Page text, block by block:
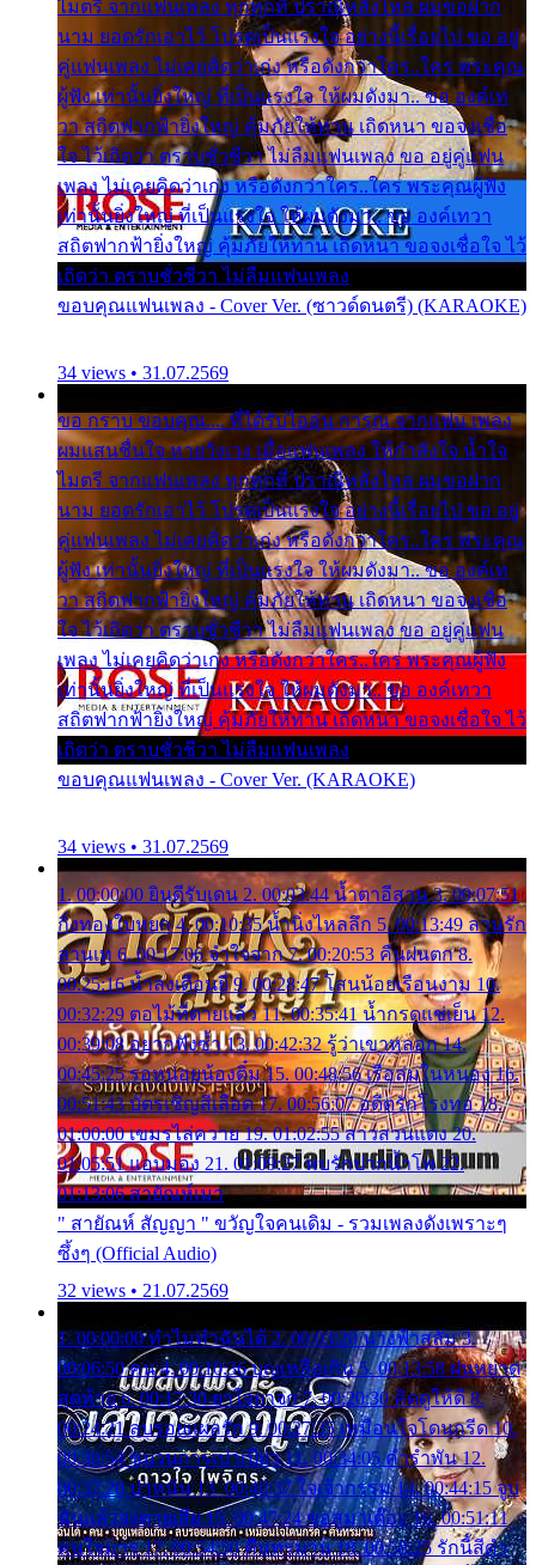
ไมตรี จากแฟนเพลง ทุกทุกที่ ปราณีหลั่งไหล ผมขอฝาก
นาม ยอดรักเอาไว้ โปรดเป็นแรงใจ อย่างนี้เรื่อยไป ขอ อยู่
คู่แฟนเพลง ไม่เคยคิดว่าเก่ง หรือดังกว่าใคร..ใคร พระคุณ
ผู้ฟัง เท่านั้นยิ่งใหญ่ ที่เป็นแรงใจ ให้ผมดังมา.. ขอ องค์เท
วา สถิตฟากฟ้ายิ่งใหญ่ คุ้มภัยให้ท่าน เถิดหนา ขอจงเชื่อ
ใจ ไว้เถิดว่า ตราบชั่วชีวา ไม่ลืมแฟนเพลง ขอ อยู่คู่แฟน
เพลง ไม่เคยคิดว่าเก่ง หรือดังกว่าใคร..ใคร พระคุณผู้ฟัง
เท่านั้นยิ่งใหญ่ ที่เป็นแรงใจ ให้ผมดังมา.. ขอ องค์เทวา
สถิตฟากฟ้ายิ่งใหญ่ คุ้มภัยให้ท่าน เถิดหนา ขอจงเชื่อใจ ไว้
เถิดว่า ตราบชั่วชีวา ไม่ลืมแฟนเพลง
ขอบคุณแฟนเพลง - Cover Ver. (ซาวด์ดนตรี) (KARAOKE)
34 views • 31.07.2569
ขอ กราบ ขอบคุณ.... ที่ได้รับไออุ่น การุณ จากแฟน เพลง
ผมแสนชื่นใจ หายวังเวง เมื่อแฟนเพลง ให้กำลังใจ น้ำใจ
ไมตรี จากแฟนเพลง ทุกทุกที่ ปราณีหลั่งไหล ผมขอฝาก
นาม ยอดรักเอาไว้ โปรดเป็นแรงใจ อย่างนี้เรื่อยไป ขอ อยู่
คู่แฟนเพลง ไม่เคยคิดว่าเก่ง หรือดังกว่าใคร..ใคร พระคุณ
ผู้ฟัง เท่านั้นยิ่งใหญ่ ที่เป็นแรงใจ ให้ผมดังมา.. ขอ องค์เท
วา สถิตฟากฟ้ายิ่งใหญ่ คุ้มภัยให้ท่าน เถิดหนา ขอจงเชื่อ
ใจ ไว้เถิดว่า ตราบชั่วชีวา ไม่ลืมแฟนเพลง ขอ อยู่คู่แฟน
เพลง ไม่เคยคิดว่าเก่ง หรือดังกว่าใคร..ใคร พระคุณผู้ฟัง
เท่านั้นยิ่งใหญ่ ที่เป็นแรงใจ ให้ผมดังมา.. ขอ องค์เทวา
สถิตฟากฟ้ายิ่งใหญ่ คุ้มภัยให้ท่าน เถิดหนา ขอจงเชื่อใจ ไว้
เถิดว่า ตราบชั่วชีวา ไม่ลืมแฟนเพลง
ขอบคุณแฟนเพลง - Cover Ver. (KARAOKE)
34 views • 31.07.2569
1. 00:00:00 ยินดีรับเดน 2. 00:03:44 น้ำตาอีสาน 3. 00:07:51
กิ่งทองใบหยก 4. 00:10:35 น้ำนิ่งไหลลึก 5. 00:13:49 ลานรัก
ลานเท 6. 00:17:06 จำใจจาก 7. 00:20:53 คืนฝนตก 8.
00:25:16 น้ำลงเดือนยี่ 9. 00:28:47 โสนน้อยเรือนงาม 10.
00:32:29 ตอไม้ที่ตายแล้ว 11. 00:35:41 น้ำกรดแช่เย็น 12.
00:39:08 อยากฟังซ้ำ 13. 00:42:32 รู้ว่าเขาหลอก 14.
00:45:25 รอหน่อยน้องติ๋ม 15. 00:48:56 เรือล่มในหนอง 16.
00:51:43 บัตรเชิญสีเลือด 17. 00:56:07 อดีตรักโรงทอ 18.
01:00:00 เขมรไล่ควาย 19. 01:02:55 สาวสวนแตง 20.
01:05:51 แอบมอง 21. 01:09:27 พบรักปากน้ำโพ 22.
01:13:06 สายัณห์เมา
" สายัณห์ สัญญา " ขวัญใจคนเดิม - รวมเพลงดังเพราะๆ
ซึ้งๆ (Official Audio)
32 views • 21.07.2569
1. 00:00:00 ทำไมทำฉันได้ 2. 00:03:20 นางฟ้าสลัม 3.
00:06:50 คน 4. 00:10:36 บุญเหลือเกิน 5. 00:13:58 ฝนหยาด
สุดท้าย 6. 00:17:30 ยาใจยาจก 7. 00:20:30 คิดดูให้ดี 8.
00:24:21 ลบรอยแผลรัก 9. 00:27:35 เหมือนใจโดนกรีด 10.
00:30:54 ขบวนการเปาเปียว 11. 00:34:05 คำรำพัน 12.
00:37:20 ปาหนัน 13. 00:40:37 ใจเจ้ากรรม 14. 00:44:15 จูบ
ฉันแล้วจงตายเสีย 15. 00:47:24 ขอสูมาเต๊อะ 16. 00:51:11
คนใจมาร 17. 00:54:50 คืนทรมาน 18. 00:58:25 รักนี้สีดำ